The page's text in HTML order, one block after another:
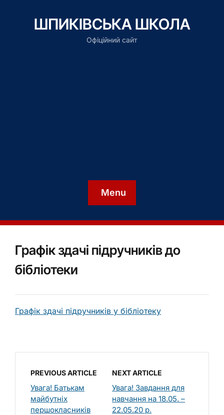
ШПИКІВСЬКА ШКОЛА
Офіційний сайт
Menu
Графік здачі підручників до
бібліотеки
Графік здачі підручників у бібліотеку
PREVIOUS ARTICLE
Увага! Батькам
майбутніх
першокласників
NEXT ARTICLE
Увага! Завдання для
навчання на 18.05. –
22.05.20 р.